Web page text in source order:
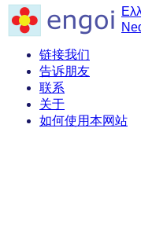
链接我们
告诉朋友
联系
关于
如何使用本网站